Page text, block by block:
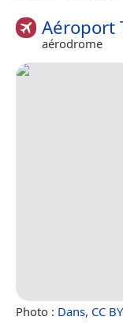
Aéroport
aérodrome
Photo : Dans, CC